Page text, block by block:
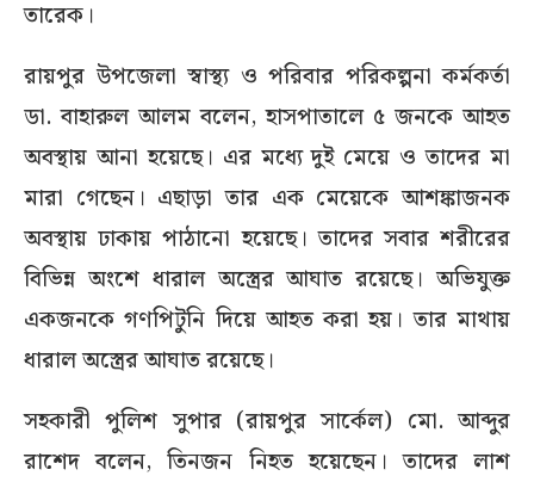
তারেক।
রায়পুর উপজেলা স্বাস্থ্য ও পরিবার পরিকল্পনা কর্মকর্তা
ডা. বাহারুল আলম বলেন, হাসপাতালে ৫ জনকে আহত
অবস্থায় আনা হয়েছে। এর মধ্যে দুই মেয়ে ও তাদের মা
মারা গেছেন। এছাড়া তার এক মেয়েকে আশঙ্কাজনক
অবস্থায় ঢাকায় পাঠানো হয়েছে। তাদের সবার শরীরের
বিভিন্ন অংশে ধারাল অস্ত্রের আঘাত রয়েছে। অভিযুক্ত
একজনকে গণপিটুনি দিয়ে আহত করা হয়। তার মাথায়
ধারাল অস্ত্রের আঘাত রয়েছে।
সহকারী পুলিশ সুপার (রায়পুর সার্কেল) মো. আব্দুর
রাশেদ বলেন, তিনজন নিহত হয়েছেন। তাদের লাশ